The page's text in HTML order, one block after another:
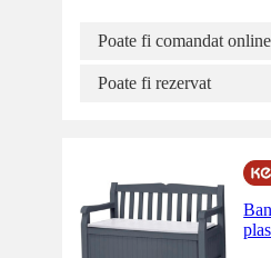
Poate fi comandat online
Poate fi rezervat